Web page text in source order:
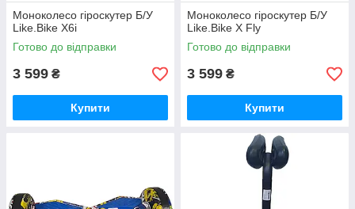
Моноколесо гіроскутер Б/У
Like.Bike X6i
Готово до відправки
3 599 ₴
Купити
Моноколесо гіроскутер Б/У
Like.Bike X Fly
Готово до відправки
3 599 ₴
Купити